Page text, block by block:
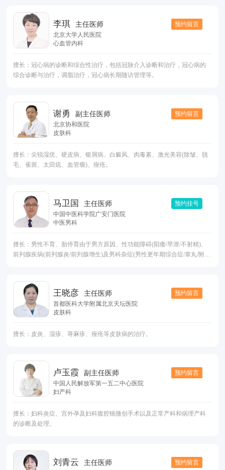
李琪 主任医师
预约留言
北京大学人民医院
心血管内科
擅长：冠心病的诊断和综合性治疗，包括冠脉介入诊断和治疗，冠心病的
综合诊断与治疗，调脂治疗，冠心病长期随访管理等。
谢勇 副主任医师
预约留言
北京协和医院
皮肤科
擅长：尖锐湿疣、硬皮病、银屑病、白癜风、肉毒素、激光美容(除皱、脱
毛、雀斑、太田痣、血管瘤)、痤疮。
马卫国 主任医师
预约挂号
中国中医科学院广安门医院
中医男科
擅长：男性不育、胎停育由于男方原因、性功能障碍(阳痿/早泄/不射精)、
前列腺疾病(前列腺炎/前列腺增生)及男科杂症(男性更年期综合症/睾丸/附睾
王晓彦 主任医师
预约留言
首都医科大学附属北京天坛医院
皮肤科
擅长：皮炎、湿疹、荨麻疹、痤疮等皮肤病的治疗。
卢玉霞 副主任医师
预约留言
中国人民解放军第一五二中心医院
妇产科
擅长：妇科炎症、宫外孕及妇科腹腔镜微创手术以及正常产科和病理产科
的诊断及处理。
刘青云 主任医师
预约留言